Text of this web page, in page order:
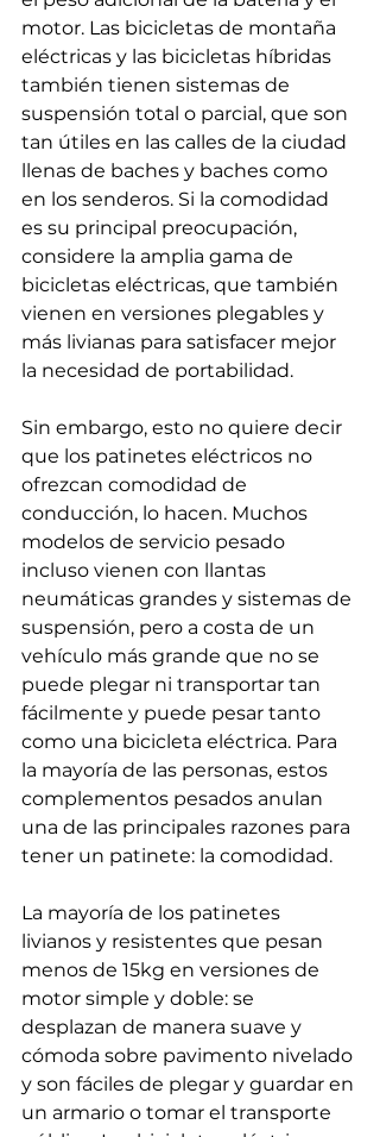
motor. Las bicicletas de montaña
eléctricas y las bicicletas híbridas
también tienen sistemas de
suspensión total o parcial, que son
tan útiles en las calles de la ciudad
llenas de baches y baches como
en los senderos. Si la comodidad
es su principal preocupación,
considere la amplia gama de
bicicletas eléctricas, que también
vienen en versiones plegables y
más livianas para satisfacer mejor
la necesidad de portabilidad.
Sin embargo, esto no quiere decir
que los patinetes eléctricos no
ofrezcan comodidad de
conducción, lo hacen. Muchos
modelos de servicio pesado
incluso vienen con llantas
neumáticas grandes y sistemas de
suspensión, pero a costa de un
vehículo más grande que no se
puede plegar ni transportar tan
fácilmente y puede pesar tanto
como una bicicleta eléctrica. Para
la mayoría de las personas, estos
complementos pesados ​​anulan
una de las principales razones para
tener un patinete: la comodidad.
La mayoría de los patinetes
livianos y resistentes que pesan
menos de 15kg en versiones de
motor simple y doble: se
desplazan de manera suave y
cómoda sobre pavimento nivelado
y son fáciles de plegar y guardar en
un armario o tomar el transporte